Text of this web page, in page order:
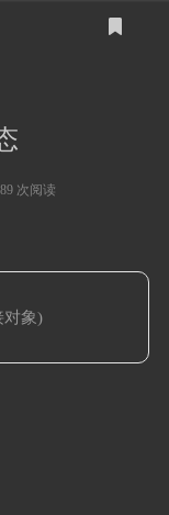
次阅读
对象)